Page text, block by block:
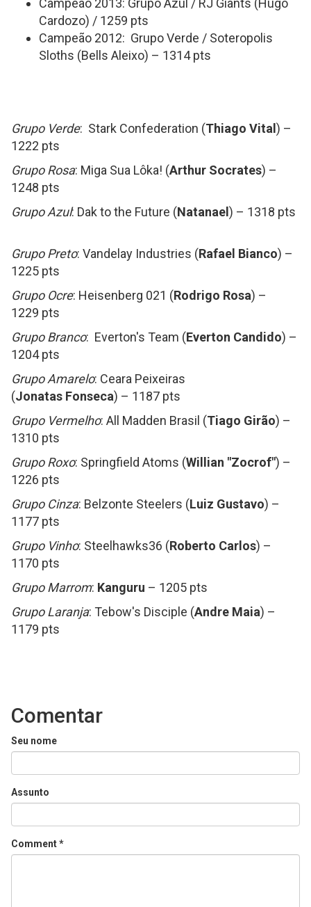
Campeão 2013: Grupo Azul / RJ Giants (Hugo
Cardozo) / 1259 pts
Campeão 2012: Grupo Verde / Soteropolis
Sloths (Bells Aleixo) – 1314 pts
Grupo Verde: Stark Confederation (Thiago Vital ) –
1222 pts
Grupo Rosa: Miga Sua Lôka! (Arthur Socrates) –
1248 pts
Grupo Azul: Dak to the Future (Natanael ) – 1318 pts
Grupo Preto: Vandelay Industries (Rafael Bianco) –
1225 pts
Grupo Ocre: Heisenberg 021 (Rodrigo Rosa) –
1229 pts
Grupo Branco: Everton's Team (Everton Candido) –
1204 pts
Grupo Amarelo: Ceara Peixeiras
(Jonatas Fonseca) – 1187 pts
Grupo Vermelho: All Madden Brasil (Tiago Girão) –
1310 pts
Grupo Roxo: Springfield Atoms (Willian "Zocrof") –
1226 pts
Grupo Cinza: Belzonte Steelers (Luiz Gustavo) –
1177 pts
Grupo Vinho: Steelhawks36 (Roberto Carlos) –
1170 pts
Grupo Marrom: Kanguru – 1205 pts
Grupo Laranja: Tebow's Disciple (Andre Maia) –
1179 pts
Comentar
Seu nome
Assunto
Comment*